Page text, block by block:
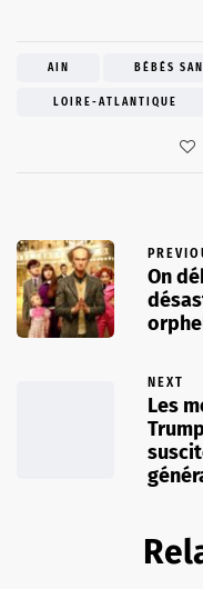
AIN BÉBÉS
LOIRE-ATLANTIQUE
On
NEXT
Les